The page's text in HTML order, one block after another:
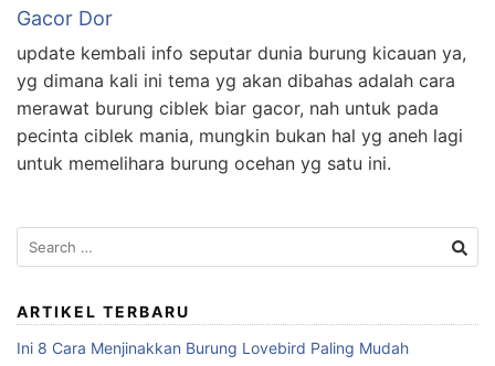
Gacor Dor
update kembali info seputar dunia burung kicauan ya,
yg dimana kali ini tema yg akan dibahas adalah cara
merawat burung ciblek biar gacor, nah untuk pada
pecinta ciblek mania, mungkin bukan hal yg aneh lagi
untuk memelihara burung ocehan yg satu ini.
Search
for:
ARTIKEL TERBARU
Ini 8 Cara Menjinakkan Burung Lovebird Paling Mudah